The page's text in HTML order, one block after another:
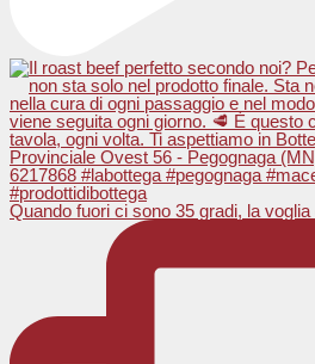
Quando fuori ci sono 35 gradi, la